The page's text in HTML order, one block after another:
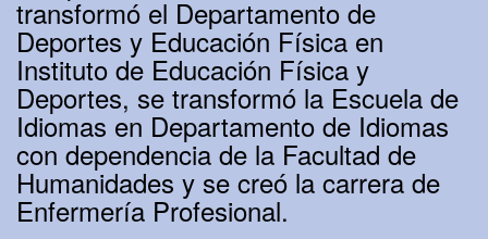
transformó el Departamento de
Deportes y Educación Física en
Instituto de Educación Física y
Deportes, se transformó la Escuela de
Idiomas en Departamento de Idiomas
con dependencia de la Facultad de
Humanidades y se creó la carrera de
Enfermería Profesional.